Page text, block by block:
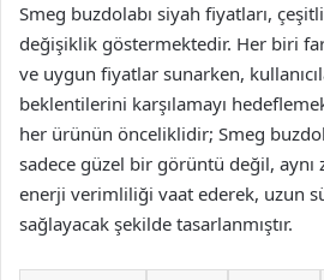
Smeg buzdolabı siyah fiyatları,
değişiklik göstermektedir. Her biri
ve uygun fiyatlar sunarken,
beklentilerini karşılamayı
her ürünün önceliklidir; Smeg
sadece güzel bir görüntü değil, aynı
enerji verimliliği vaat ederek, uzun
sağlayacak şekilde tasarlanmıştır.